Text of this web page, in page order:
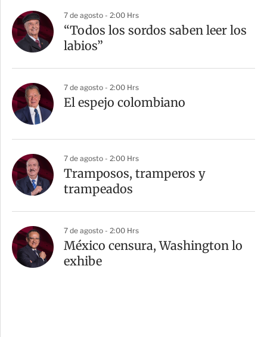
7 de agosto - 2:00 Hrs
“Todos los sordos saben leer los
labios”
7 de agosto - 2:00 Hrs
El espejo colombiano
7 de agosto - 2:00 Hrs
Tramposos, tramperos y
trampeados
7 de agosto - 2:00 Hrs
México censura, Washington lo
exhibe